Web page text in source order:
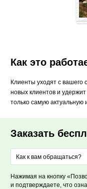
Как это
Клиенты уходят с
новых клиентов и
только самую
Заказать
Нажимая на кнопку
и подтверждаете, что